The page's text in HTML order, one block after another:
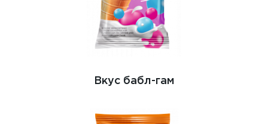
Вкус бабл-гам